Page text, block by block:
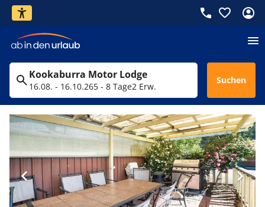
Kookaburra Motor Lodge
16.08. - 16.10.265 - 8 Tage2 Erw.
Suchen